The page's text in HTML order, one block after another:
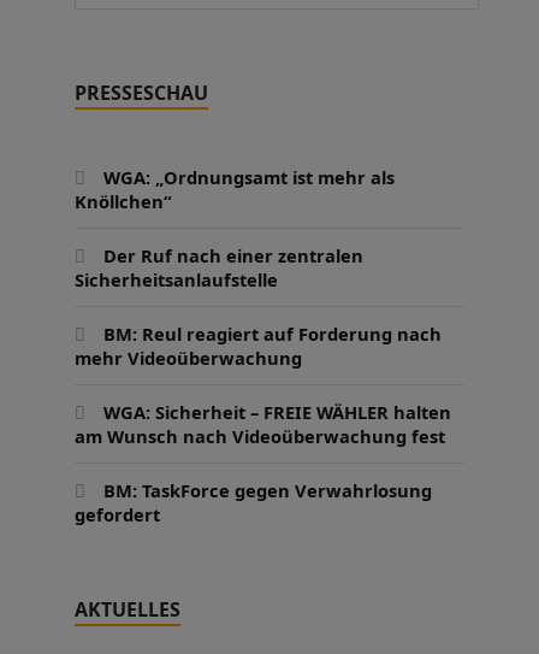
PRESSESCHAU
WGA: „Ordnungsamt ist mehr als
Knöllchen“
Der Ruf nach einer zentralen
Sicherheitsanlaufstelle
BM: Reul reagiert auf Forderung nach
mehr Videoüberwachung
WGA: Sicherheit – FREIE WÄHLER halten
am Wunsch nach Videoüberwachung fest
BM: TaskForce gegen Verwahrlosung
gefordert
AKTUELLES